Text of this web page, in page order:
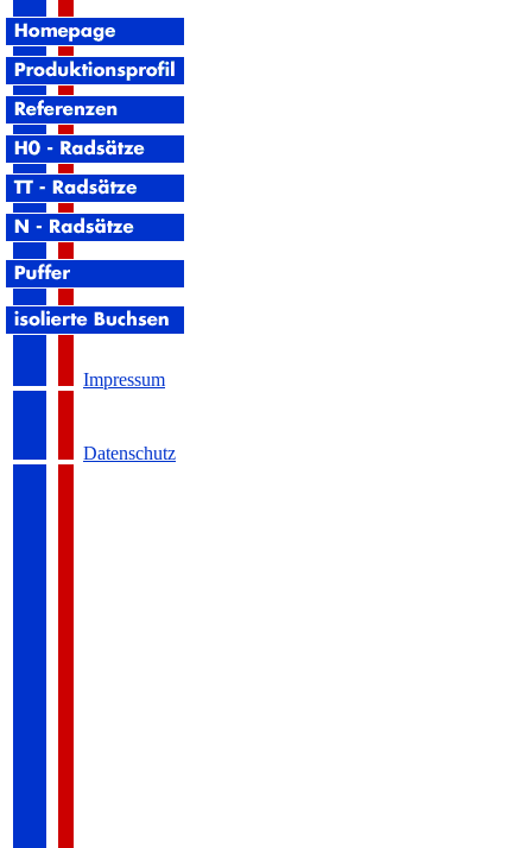
Impressum
Datenschutz